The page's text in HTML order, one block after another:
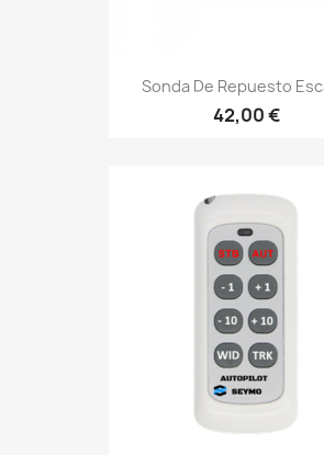
Sonda De Repuesto
42,00 €